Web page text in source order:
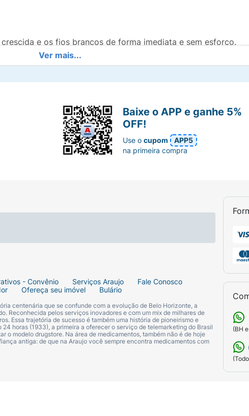
e os fios brancos de forma imediata e sem esforço.
e fixação que evita borrões após a aplicação.
dos fios, saindo por completo no banho com o uso de
fácil transporte que rende até 25 aplicações.
o produto em jatos curtos e suaves nas áreas que
Ver mais...
- Convênio Serviços Araujo
Fale Conosco
Ofereça seu imóvel Bulário
centenária que se confunde com a evolução de Belo Horizonte, a
Reconhecida pelos serviços inovadores e com um mix de milhares de
Essa trajetória de sucesso é também uma história de pioneirismo e
horas (1933), a primeira a oferecer o serviço de telemarketing do Brasil
o modelo drugstore. Na área de medicamentos, também não é de hoje
antiga: de que na Araujo você sempre encontra medicamentos com
(BH
Baixe o APP e ganhe 5%
OFF!
Use ocupom
APP5
na primeira compra